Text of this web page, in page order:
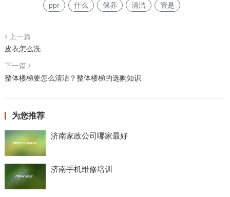
ppr 什么 保养 清洁 管是
上一篇
皮衣怎么洗
下一篇
整体楼梯要怎么清洁？整体楼梯的选购知识
为您推荐
济南家政公司哪家最好
济南手机维修培训